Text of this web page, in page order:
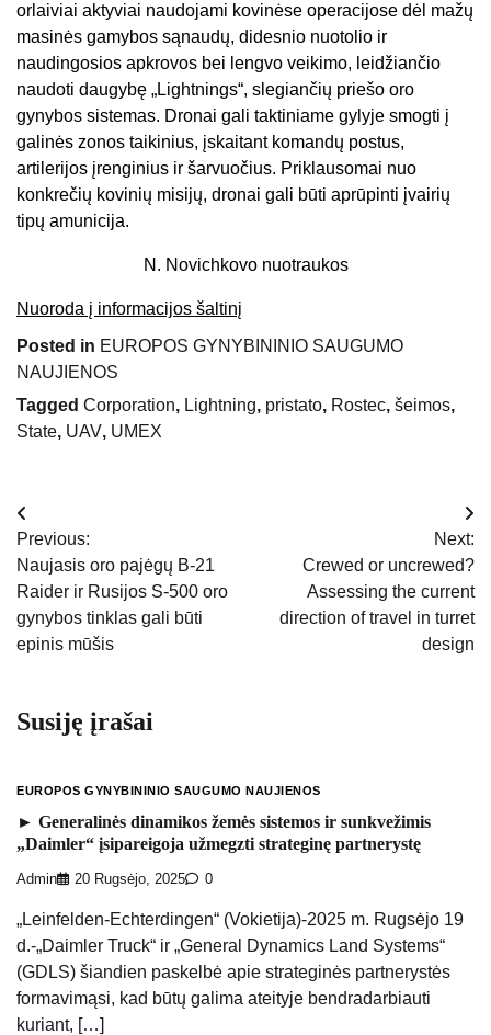
orlaiviai aktyviai naudojami kovinėse operacijose dėl mažų
masinės gamybos sąnaudų, didesnio nuotolio ir
naudingosios apkrovos bei lengvo veikimo, leidžiančio
naudoti daugybę „Lightnings“, slegiančių priešo oro
gynybos sistemas. Dronai gali taktiniame gylyje smogti į
galinės zonos taikinius, įskaitant komandų postus,
artilerijos įrenginius ir šarvuočius. Priklausomai nuo
konkrečių kovinių misijų, dronai gali būti aprūpinti įvairių
tipų amunicija.
N. Novichkovo nuotraukos
Nuoroda į informacijos šaltinį
Posted in EUROPOS GYNYBININIO SAUGUMO
NAUJIENOS
Tagged Corporation, Lightning, pristato, Rostec, šeimos,
State, UAV, UMEX
Navigacija
tarp
įrašų
Previous:
Naujasis oro pajėgų B-21
Raider ir Rusijos S-500 oro
gynybos tinklas gali būti
epinis mūšis
Next:
Crewed or uncrewed?
Assessing the current
direction of travel in turret
design
Susiję įrašai
EUROPOS GYNYBININIO SAUGUMO NAUJIENOS
► Generalinės dinamikos žemės sistemos ir sunkvežimis
„Daimler“ įsipareigoja užmegzti strateginę partnerystę
Admin 20 Rugsėjo, 2025 0
„Leinfelden-Echterdingen“ (Vokietija)-2025 m. Rugsėjo 19
d.-„Daimler Truck“ ir „General Dynamics Land Systems“
(GDLS) šiandien paskelbė apie strateginės partnerystės
formavimąsi, kad būtų galima ateityje bendradarbiauti
kuriant, […]